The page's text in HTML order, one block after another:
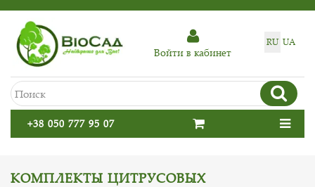
RU UA
Войти в кабинет
+38 050 777 95 07
КОМПЛЕКТЫ ЦИТРУСОВЫХ